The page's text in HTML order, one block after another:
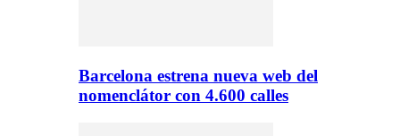
Barcelona estrena nueva web del
nomenclátor con 4.600 calles